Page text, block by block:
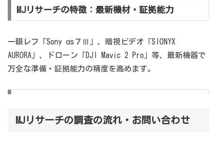
MJリサーチの特徴：最新機材・証拠能力
一眼レフ「Sony αs７Ⅲ」、暗視ビデオ「SIONYX
AURORA」、ドローン「DJI Mavic 2 Pro」等、最新機器で
万全な準備・証拠能力の精度を高めます。
MJリサーチの調査の流れ・お問い合わせ